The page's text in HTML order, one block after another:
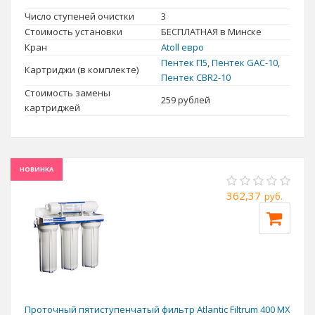
может привести к серьезным проблемам для обитателей рек и
озер, также негативно сказываться на качестве воды.
Число ступеней очистки
3
Стоимость установки
БЕСПЛАТНАЯ в Минске
Кран
Atoll евро
Картриджи (в комплекте)
Пентек П5 Пентек GAC-10
Пентек CBR2-10
Стоимость замены
картриджей
259рублей
НОВИНКА
362,37 руб.
Проточный пятиступенчатый фильтр Atlantic Filtrum 400 MX